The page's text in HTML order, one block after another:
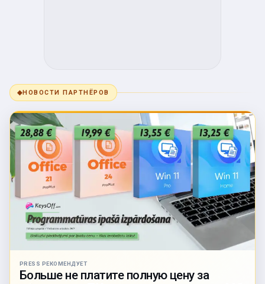
◆НОВОСТИ ПАРТНЁРОВ
PRESS РЕКОМЕНДУЕТ
Больше не платите полную цену за